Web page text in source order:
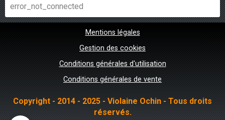
error_not_connected
Mentions légales
Gestion des cookies
Conditions générales d'utilisation
Conditions générales de vente
Copyright - 2014 - 2025 - Violaine Ochin - Tous droits
réservés.